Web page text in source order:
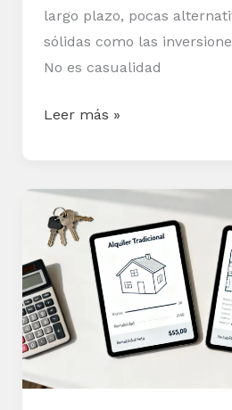
largo plazo, pocas
sólidas como las
No es casualidad
Leer más »
Rentabilidad
en
alquiler
tradicional
vs
alquiler
por
habitaciones: